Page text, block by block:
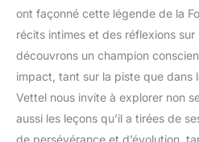
ont façonné cette légende de la
récits intimes et des réflexions sur
découvrons un champion
impact, tant sur la piste que dans
Vettel nous invite à explorer non
aussi les leçons qu’il a tirées de
de persévérance et d’évolution,